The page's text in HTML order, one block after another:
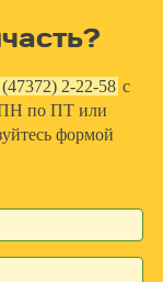
2-22-58 с
ПН по ПТ или
формой